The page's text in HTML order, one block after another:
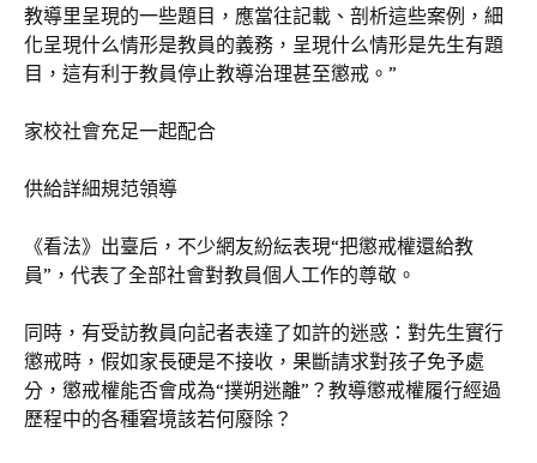
教導里呈現的一些題目，應當往記載、剖析這些案例，細
化呈現什么情形是教員的義務，呈現什么情形是先生有題
目，這有利于教員停止教導治理甚至懲戒。”
家校社會充足一起配合
供給詳細規范領導
《看法》出臺后，不少網友紛紜表現“把懲戒權還給教
員”，代表了全部社會對教員個人工作的尊敬。
同時，有受訪教員向記者表達了如許的迷惑：對先生實行
懲戒時，假如家長硬是不接收，果斷請求對孩子免予處
分，懲戒權能否會成為“撲朔迷離”？教導懲戒權履行經過
歷程中的各種窘境該若何廢除？